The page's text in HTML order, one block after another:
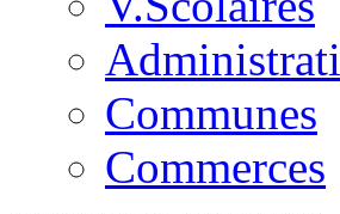
Communes
Commerces